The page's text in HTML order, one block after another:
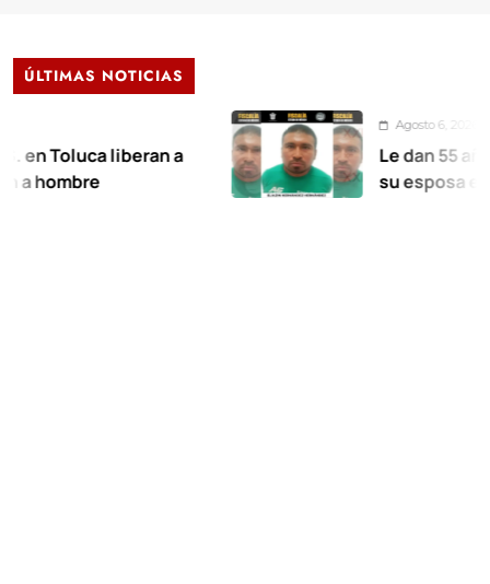
ÚLTIMAS NOTICIAS
liberan a
Agosto 6, 2026
Le dan 55 años de
su esposa en